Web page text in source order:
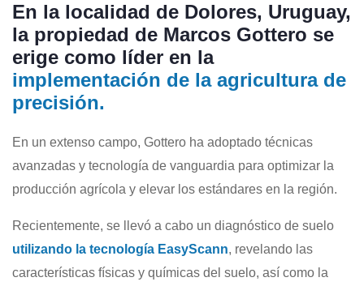
En la localidad de Dolores, Uruguay,
la propiedad de Marcos Gottero se
erige como líder en la
implementación de la agricultura de
precisión.
En un extenso campo, Gottero ha adoptado técnicas
avanzadas y tecnología de vanguardia para optimizar la
producción agrícola y elevar los estándares en la región.
Recientemente, se llevó a cabo un diagnóstico de suelo
utilizando la tecnología EasyScann, revelando las
características físicas y químicas del suelo, así como la